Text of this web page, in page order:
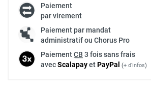
Paiement
par virement
Paiement par mandat
administratif ou Chorus Pro
PaiementCB 3 fois sans frais
avecScalapayetPayPal (+ d'infos)